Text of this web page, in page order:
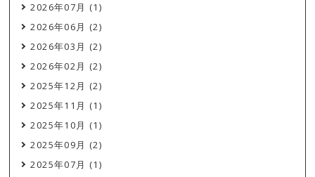
2026年07月 (1)
2026年06月 (2)
2026年03月 (2)
2026年02月 (2)
2025年12月 (2)
2025年11月 (1)
2025年10月 (1)
2025年09月 (2)
2025年07月 (1)